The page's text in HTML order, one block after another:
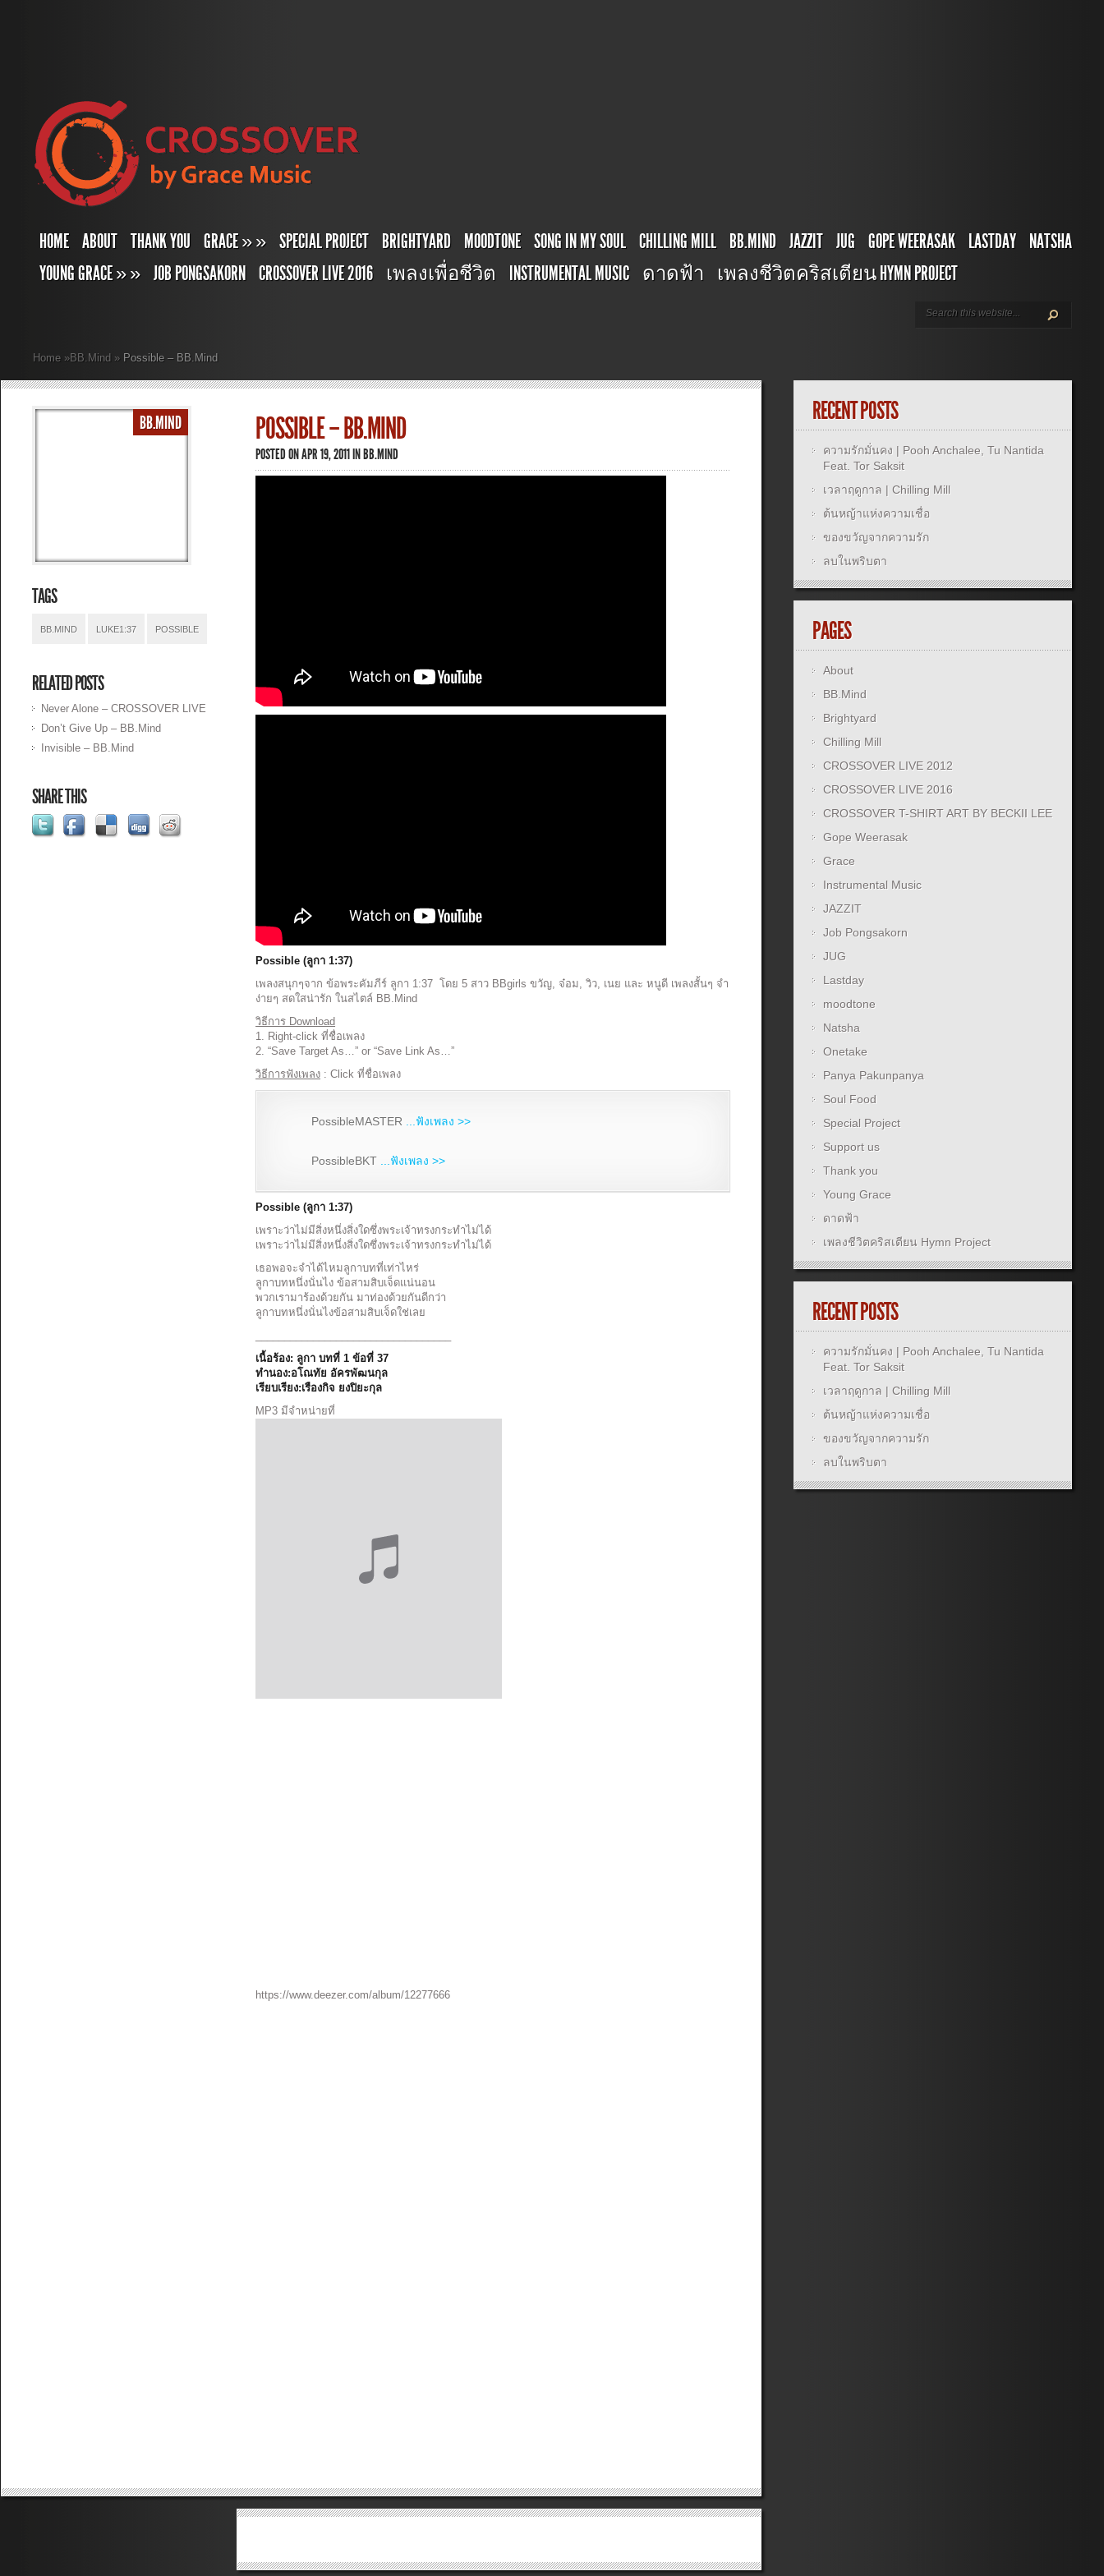
HOME ABOUT THANK YOU GRACE»» SPECIAL PROJECT BRIGHTYARD MOODTONE SONG IN MY SOUL CHILLING MILL BB.MIND JAZZIT JUG GOPE WEERASAK LASTDAY
NATSHA
YOUNG GRACE»» JOB PONGSAKORN CROSSOVER LIVE 2016 เพลงเพื่อชีวิต INSTRUMENTAL MUSIC ดาดฟ้า เพลงชีวิตคริสเตียน HYMN PROJECT
Home »BB.Mind » Possible – BB.Mind
BB.MIND
TAGS
BB.MIND LUKE1:37 POSSIBLE
RELATED POSTS
Never Alone – CROSSOVER LIVE
Don’t Give Up – BB.Mind
Invisible – BB.Mind
SHARE THIS
POSSIBLE – BB.MIND
POSTED ON APR 19, 2011 INBB.MIND
Possible (ลูกา 1:37)
เพลงสนุกๆจาก ข้อพระคัมภีร์ ลูกา 1:37 โดย 5 สาว BBgirls ขวัญ, จ๋อม, วิว, เนย และ หนูดี เพลงสั้นๆ จำ
ง่ายๆ สดใสน่ารัก ในสไตล์ BB.Mind
วิธีการ Download
1. Right-click ที่ชื่อเพลง
2. “Save Target As…” or “Save Link As…”
วิธีการฟังเพลง : Click ที่ชื่อเพลง
PossibleMASTER ...ฟังเพลง >>
PossibleBKT ...ฟังเพลง >>
Possible(ลูกา 1:37)
เพราะว่าไม่มีสิ่งหนึ่งสิ่งใดซึ่งพระเจ้าทรงกระทำไม่ได้
เพราะว่าไม่มีสิ่งหนึ่งสิ่งใดซึ่งพระเจ้าทรงกระทำไม่ได้
เธอพอจะจำได้ไหมลูกาบทที่เท่าไหร่
ลูกาบทหนึ่งนั่นไง ข้อสามสิบเจ็ดแน่นอน
พวกเรามาร้องด้วยกัน มาท่องด้วยกันดีกว่า
ลูกาบทหนึ่งนั่นไงข้อสามสิบเจ็ดใช่เลย
เนื้อร้อง: ลูกา บทที่ 1 ข้อที่ 37
ทำนอง:อโณทัย อัครพัฒนกุล
เรียบเรียง:เรืองกิจ ยงปิยะกุล
MP3 มีจำหน่ายที่
https://www.deezer.com/album/12277666
RECENT POSTS
ความรักมั่นคง | Pooh Anchalee, Tu Nantida
Feat. Tor Saksit
เวลาฤดูกาล | Chilling Mill
ต้นหญ้าแห่งความเชื่อ
ของขวัญจากความรัก
ลบในพริบตา
PAGES
About
BB.Mind
Brightyard
Chilling Mill
CROSSOVER LIVE 2012
CROSSOVER LIVE 2016
CROSSOVER T-SHIRT ART BY BECKII LEE
Gope Weerasak
Grace
Instrumental Music
JAZZIT
Job Pongsakorn
JUG
Lastday
moodtone
Natsha
Onetake
Panya Pakunpanya
Soul Food
Special Project
Support us
Thank you
Young Grace
ดาดฟ้า
เพลงชีวิตคริสเตียน Hymn Project
RECENT POSTS
ความรักมั่นคง | Pooh Anchalee, Tu Nantida
Feat. Tor Saksit
เวลาฤดูกาล | Chilling Mill
ต้นหญ้าแห่งความเชื่อ
ของขวัญจากความรัก
ลบในพริบตา